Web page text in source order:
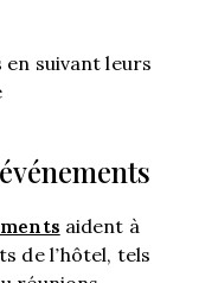
suivant leurs
aident à
de l’hôtel, tels